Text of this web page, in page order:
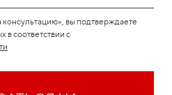
вы подтверждаете
в соответствии с